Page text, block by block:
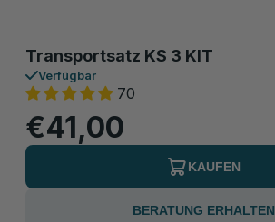
Transportsatz KS 3 KIT
Verfügbar
70
€41,00
KAUFEN
BERATUNG ERHALTEN